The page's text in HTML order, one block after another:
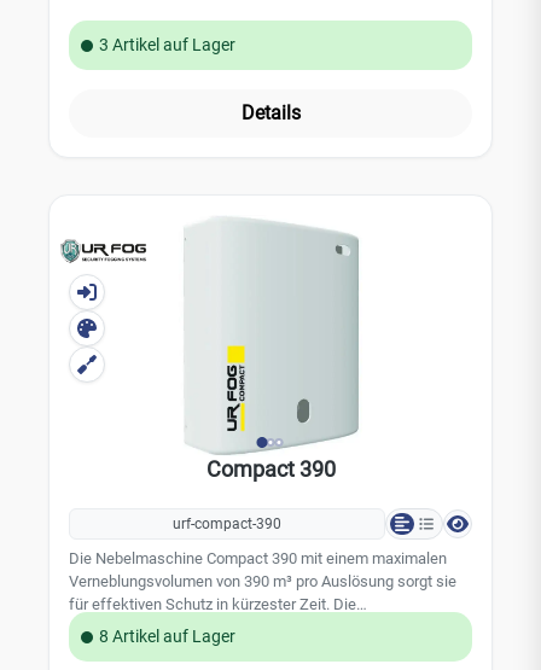
3 Artikel auf Lager
Details
Compact 390
urf-compact-390
Die Nebelmaschine Compact 390 mit einem maximalen
Verneblungsvolumen von 390 m³ pro Auslösung sorgt sie
für effektiven Schutz in kürzester Zeit. Die
Verneblungsdauer beträgt bis zu 50 Sekunden pro
Auslösung.Das Tankvolumen von 500 ml ermöglicht eine
8 Artikel auf Lager